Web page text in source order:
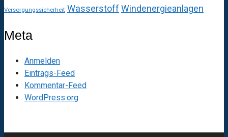
Versorgungssicherheit Wasserstoff Windenergieanlagen
Meta
Anmelden
Eintrags-Feed
Kommentar-Feed
WordPress.org